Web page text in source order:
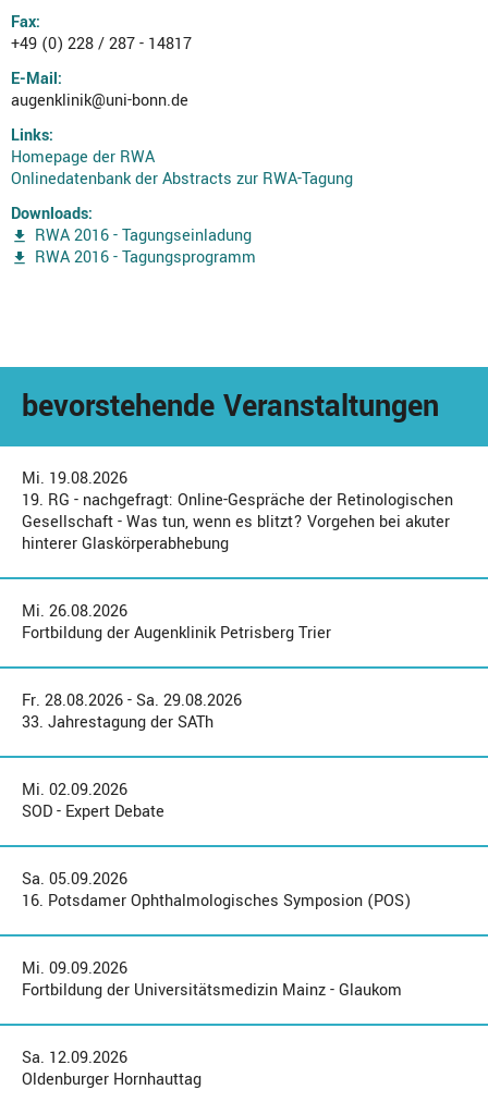
Fax:
+49 (0) 228 / 287 - 14817
E-Mail:
augenklinik@uni-bonn.de
Links:
Homepage der RWA
Onlinedatenbank der Abstracts zur RWA-Tagung
Downloads:
RWA 2016 - Tagungseinladung
RWA 2016 - Tagungsprogramm
bevorstehende Veranstaltungen
Mi. 19.08.2026
19. RG - nachgefragt: Online-Gespräche der Retinologischen
Gesellschaft - Was tun, wenn es blitzt? Vorgehen bei akuter
hinterer Glaskörperabhebung
Mi. 26.08.2026
Fortbildung der Augenklinik Petrisberg Trier
Fr. 28.08.2026 - Sa. 29.08.2026
33. Jahrestagung der SATh
Mi. 02.09.2026
SOD - Expert Debate
Sa. 05.09.2026
16. Potsdamer Ophthalmologisches Symposion (POS)
Mi. 09.09.2026
Fortbildung der Universitätsmedizin Mainz - Glaukom
Sa. 12.09.2026
Oldenburger Hornhauttag